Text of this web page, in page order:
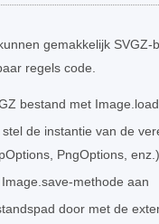
gemakkelijk
regels code.
bestand met
de instantie van de
PngOptions, enz.)
methode aan
door met de